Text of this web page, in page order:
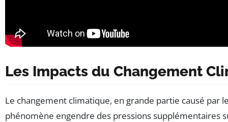
Les Impacts du Changement
Le changement climatique, en grande partie causé par
phénomène engendre des pressions